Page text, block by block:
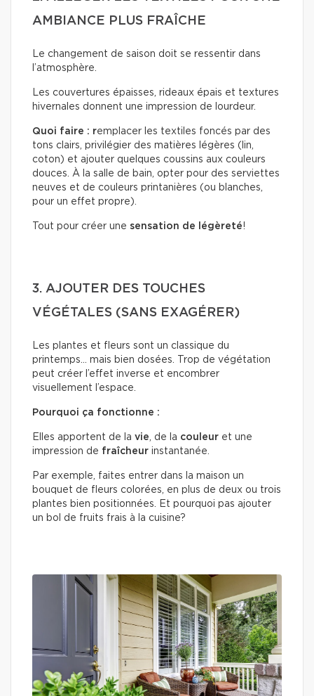
AMBIANCE PLUS FRAÎCHE
Le changement de saison doit se ressentir dans
l’atmosphère.
Les couvertures épaisses, rideaux épais et textures
hivernales donnent une impression de lourdeur.
Quoi faire : remplacer les textiles foncés par des
tons clairs, privilégier des matières légères (lin,
coton) et ajouter quelques coussins aux couleurs
douces. À la salle de bain, opter pour des serviettes
neuves et de couleurs printanières (ou blanches,
pour un effet propre).
Tout pour créer une sensation de légèreté!
3. AJOUTER DES TOUCHES
VÉGÉTALES (SANS EXAGÉRER)
Les plantes et fleurs sont un classique du
printemps… mais bien dosées. Trop de végétation
peut créer l’effet inverse et encombrer
visuellement l’espace.
Pourquoi ça fonctionne :
Elles apportent de la vie, de la couleur et une
impression de fraîcheur instantanée.
Par exemple, faites entrer dans la maison un
bouquet de fleurs colorées, en plus de deux ou trois
plantes bien positionnées. Et pourquoi pas ajouter
un bol de fruits frais à la cuisine?